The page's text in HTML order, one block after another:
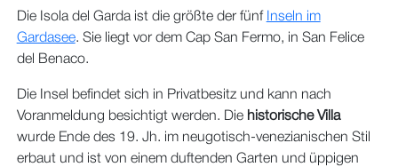
Die Isola del Garda ist die größte der fünf
Inseln im
Gardasee. Sie liegt vor dem Cap San Fermo, in San Felice
del Benaco.
Die Insel befindet sich in Privatbesitz und kann nach
Voranmeldung besichtigt werden. Die historische Villa
wurde Ende des 19. Jh. im neugotisch-venezianischen Stil
erbaut und ist von einem duftenden Garten und üppigen